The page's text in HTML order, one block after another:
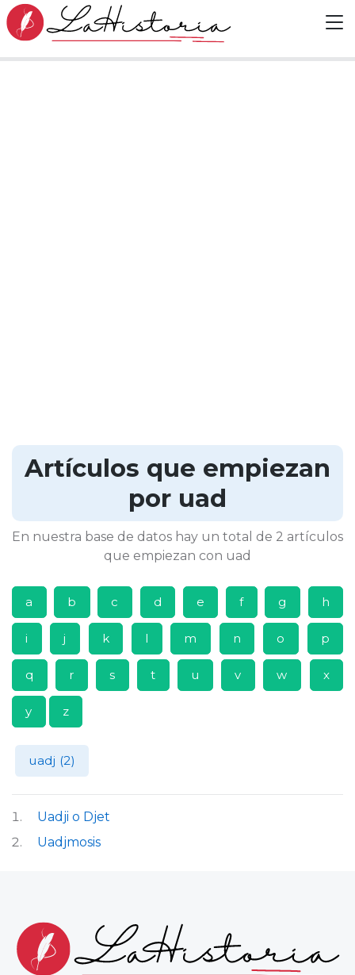
Artículos que empiezan
por uad
En nuestra base de datos hay un total de 2 artículos
que empiezan con uad
a b c d e f g h
i j k l m n o p
q r s t u v w x
y z
uadj (2)
Uadji o Djet
Uadjmosis